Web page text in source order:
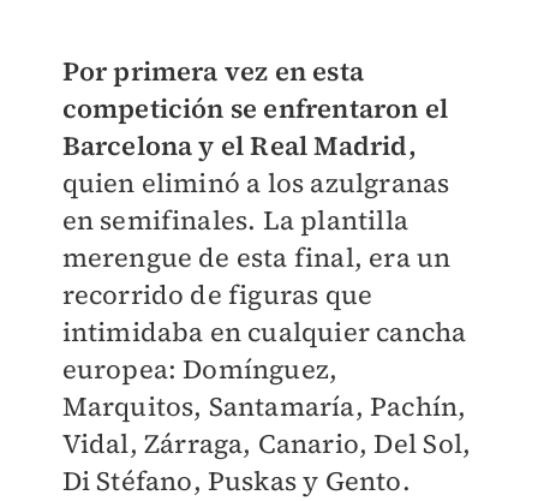
Por primera vez en esta
competición se enfrentaron el
Barcelona y el Real Madrid,
quien eliminó a los azulgranas
en semifinales. La plantilla
merengue de esta final, era un
recorrido de figuras que
intimidaba en cualquier cancha
europea: Domínguez,
Marquitos, Santamaría, Pachín,
Vidal, Zárraga, Canario, Del Sol,
Di Stéfano, Puskas y Gento.